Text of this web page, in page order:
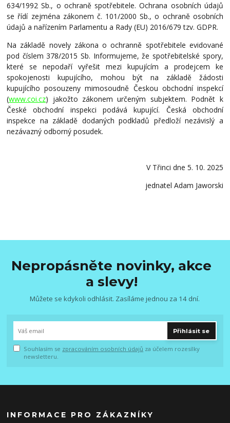
634/1992 Sb., o ochraně spotřebitele. Ochrana osobních údajů
se řídí zejména zákonem č. 101/2000 Sb., o ochraně osobních
údajů a nařízením Parlamentu a Rady (EU) 2016/679 tzv. GDPR.
Na základě novely zákona o ochranně spotřebitele evidované
pod číslem 378/2015 Sb. Informujeme, že spotřebitelské spory,
které se nepodaří vyřešit mezi kupujícím a prodejcem ke
spokojenosti kupujícího, mohou být na základě žádosti
kupujícího posouzeny mimosoudně Českou obchodní inspekcí
(www.coi.cz) jakožto zákonem určeným subjektem. Podnět k
České obchodní inspekci podává kupující. Česká obchodní
inspekce na základě dodaných podkladů předloží nezávislý a
nezávazný odborný posudek.
V Třinci dne 5. 10. 2025
jednatel Adam Jaworski
Nepropásněte novinky, akce
a slevy!
Můžete se kdykoli odhlásit. Zasíláme jednou za 14 dní.
Přihlásit se
Souhlasím se zpracováním osobních údajů za účelem rozesílky
newsletteru.
INFORMACE PRO ZÁKAZNÍKY